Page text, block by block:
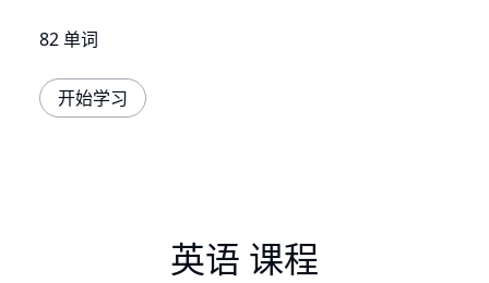
82 单词
开始学习
英语 课程